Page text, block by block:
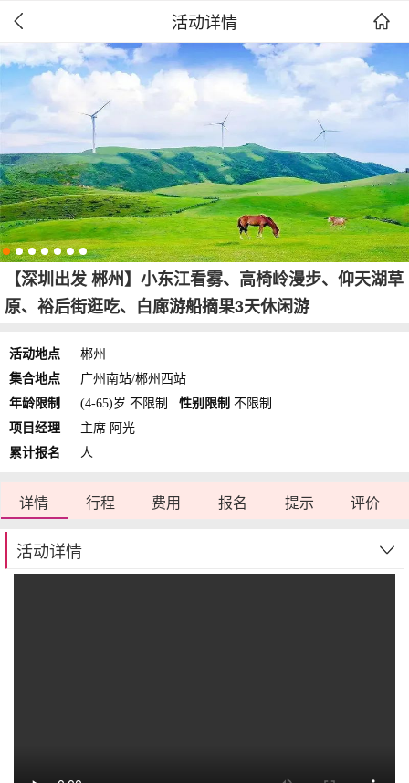
 活动详情 
【深圳出发 郴州】小东江看雾、高椅岭漫步、仰天湖草
原、裕后街逛吃、白廊游船摘果3天休闲游
活动地点
郴州
集合地点
广州南站/郴州西站
年龄限制
(4-65)岁 不限制 性别限制 不限制
项目经理
主席 阿光
累计报名
人
详情 行程 费用 报名 提示 评价
活动详情